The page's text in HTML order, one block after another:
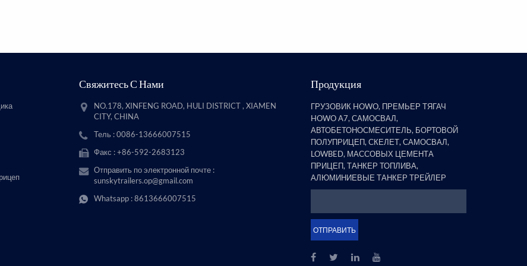
Свяжитесь С Нами
NO.178, XINFENG ROAD, HULI DISTRICT , XIAMEN
CITY, CHINA
Тель : 0086-13666007515
Факс : +86-592-2683123
Отправить по электронной почте :
sunskytrailers.op@gmail.com
Whatsapp :8613666007515
Продукция
ГРУЗОВИК HOWO, ПРЕМЬЕР ТЯГАЧ
HOWO A7, САМОСВАЛ,
АВТОБЕТОНОСМЕСИТЕЛЬ, БОРТОВОЙ
ПОЛУПРИЦЕП, СКЕЛЕТ, САМОСВАЛ,
LOWBED, МАССОВЫХ ЦЕМЕНТА
ПРИЦЕП, ТАНКЕР ТОПЛИВА,
АЛЮМИНИЕВЫЕ ТАНКЕР ТРЕЙЛЕР